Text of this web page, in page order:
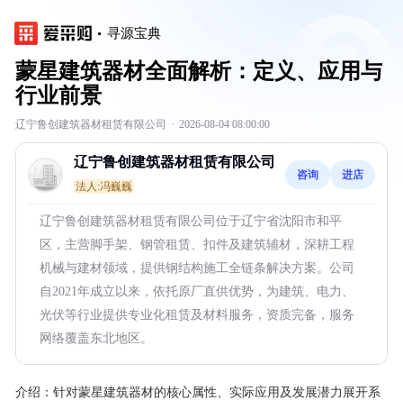
寻源宝典
蒙星建筑器材全面解析：定义、应用与
行业前景
辽宁鲁创建筑器材租赁有限公司 · 2026-08-04 08:00:00
辽宁鲁创建筑器材租赁有限公司
法人:冯巍巍
咨询 进店
辽宁鲁创建筑器材租赁有限公司位于辽宁省沈阳市和平
区，主营脚手架、钢管租赁、扣件及建筑辅材，深耕工程
机械与建材领域，提供钢结构施工全链条解决方案。公司
自2021年成立以来，依托原厂直供优势，为建筑、电力、
光伏等行业提供专业化租赁及材料服务，资质完备，服务
网络覆盖东北地区。
介绍： 针对蒙星建筑器材的核心属性、实际应用及发展潜力展开系